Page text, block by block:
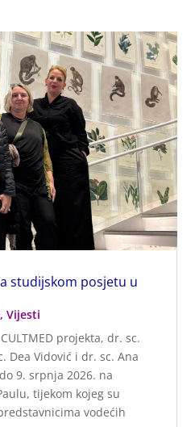
studijskom posjetu u
,Vijesti
projekta, dr. sc.
Dea Vidović i dr. sc. Ana
9. srpnja 2026. na
tijekom kojeg su
vodećih